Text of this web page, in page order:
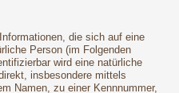
die sich auf eine
Person (im Folgenden
wird eine natürliche
insbesondere mittels
Namen, zu einer Kennnummer,